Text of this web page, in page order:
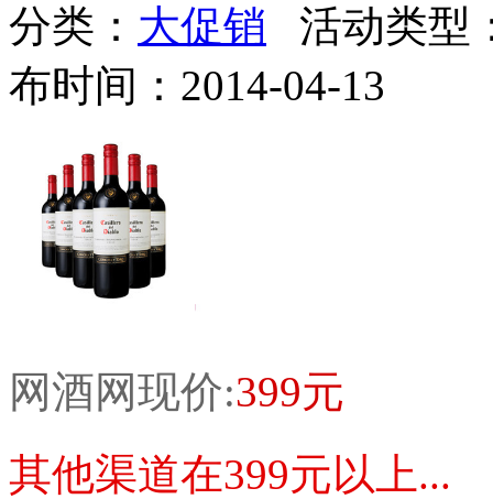
分类： 大促销 活动类型
布时间：2014-04-13
网酒网现价:399元
其他渠道在399元以上...